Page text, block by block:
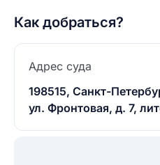
Как добраться?
Адрес суда
198515, Санкт-
ул. Фронтовая, д. 7,